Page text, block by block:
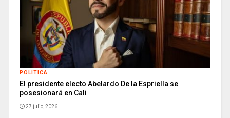
POLITICA
El presidente electo Abelardo De la Espriella se
posesionará en Cali
27 julio, 2026